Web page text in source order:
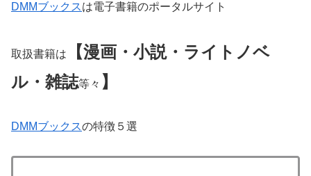
DMMブックスは電子書籍のポータルサイト
取扱書籍は
【漫画・小説・ライトノベ
ル・雑誌等々 】
DMMブックスの特徴５選